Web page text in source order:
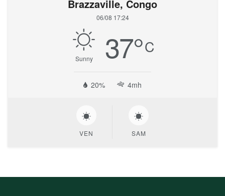
Brazzaville, Congo
06/08 17:24
Sunny 37°C
20% 4mh
VEN SAM